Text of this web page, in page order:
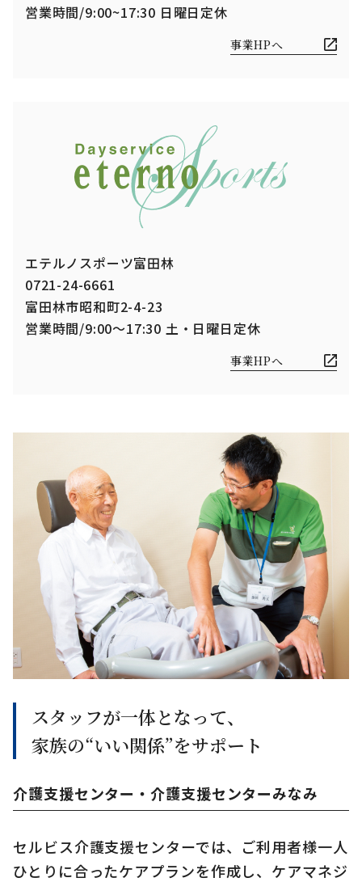
営業時間/9:00~17:30 日曜日定休
事業HPへ
エテルノスポーツ富田林
0721-24-6661
富田林市昭和町2-4-23
営業時間/9:00～17:30 土・日曜日定休
事業HPへ
スタッフが一体となって、
家族の“いい関係”をサポート
介護支援センター・介護支援センターみなみ
セルビス介護支援センターでは、ご利用者様一人
ひとりに合ったケアプランを作成し、ケアマネジ